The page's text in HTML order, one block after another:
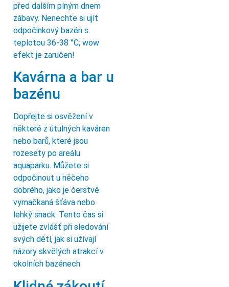
před dalším plným dnem
zábavy. Nenechte si ujít
odpočinkový bazén s
teplotou 36-38 °C; wow
efekt je zaručen!
Kavárna a bar u
bazénu
Dopřejte si osvěžení v
některé z útulných kaváren
nebo barů, které jsou
rozesety po areálu
aquaparku. Můžete si
odpočinout u něčeho
dobrého, jako je čerstvě
vymačkaná šťáva nebo
lehký snack. Tento čas si
užijete zvlášť při sledování
svých dětí, jak si užívají
názory skvělých atrakcí v
okolních bazénech.